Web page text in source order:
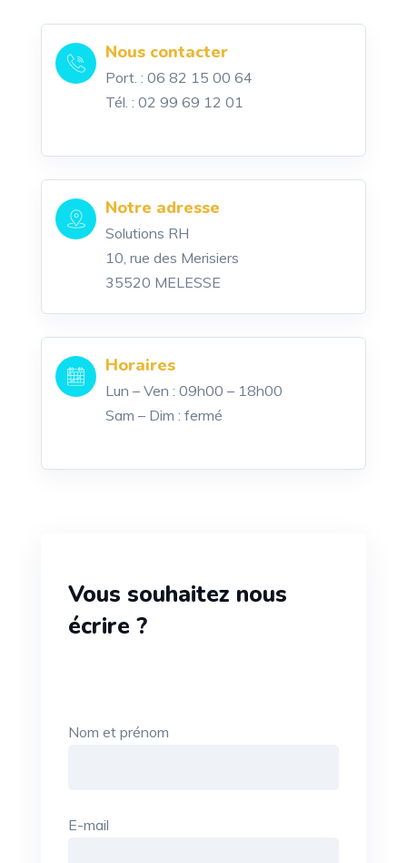
Nous contacter
Port. : 06 82 15 00 64
Tél. : 02 99 69 12 01
Notre adresse
Solutions RH
10, rue des Merisiers
35520 MELESSE
Horaires
Lun – Ven : 09h00 – 18h00
Sam – Dim : fermé
Vous souhaitez nous
écrire ?
Nom et prénom
E-mail